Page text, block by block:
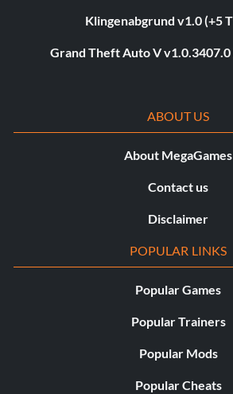
Klingenabgrund v1.0 (+5
Grand Theft Auto V
ABOUT US
About MegaGames
Contact us
Disclaimer
POPULAR LINKS
Popular Games
Popular Trainers
Popular Mods
Popular Cheats